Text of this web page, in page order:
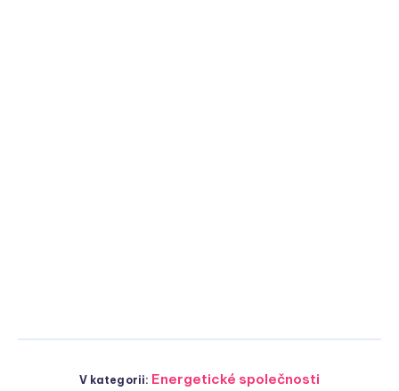
V kategorii: Energetické společnosti